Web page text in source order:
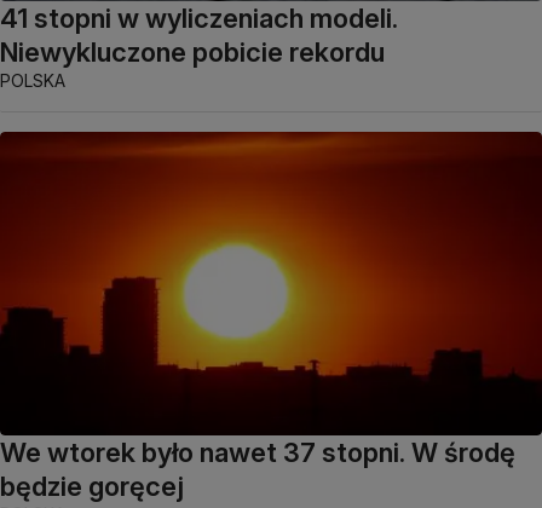
41 stopni w wyliczeniach modeli.
Niewykluczone pobicie rekordu
POLSKA
We wtorek było nawet 37 stopni. W środę
będzie goręcej